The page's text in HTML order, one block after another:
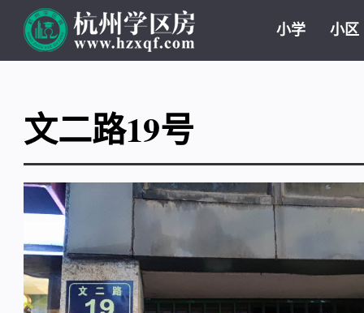
小学 小区
文二路19号